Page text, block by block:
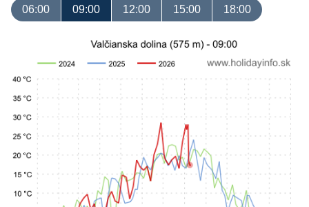
06:00 09:00 12:00 15:00 18:00